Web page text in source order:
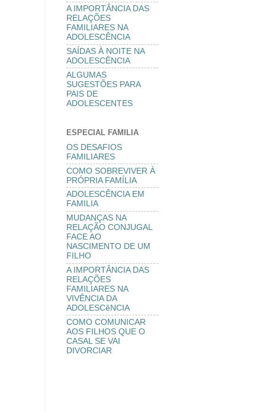
A IMPORTÂNCIA DAS
RELAÇÕES
FAMILIARES NA
ADOLESCÊNCIA
SAÍDAS À NOITE NA
ADOLESCÊNCIA
ALGUMAS
SUGESTÕES PARA
PAIS DE
ADOLESCENTES
ESPECIAL FAMILIA
OS DESAFIOS
FAMILIARES
COMO SOBREVIVER À
PRÓPRIA FAMÍLIA
ADOLESCÊNCIA EM
FAMILIA
MUDANÇAS NA
RELAÇÃO CONJUGAL
FACE AO
NASCIMENTO DE UM
FILHO
A IMPORTÂNCIA DAS
RELAÇÕES
FAMILIARES NA
VIVÊNCIA DA
ADOLESCêNCIA
COMO COMUNICAR
AOS FILHOS QUE O
CASAL SE VAI
DIVORCIAR